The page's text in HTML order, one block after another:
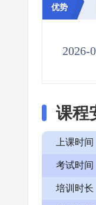
优势
2026-
课程
上课时间
考试时间
培训时长